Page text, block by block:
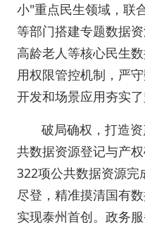
小"重点民生领域，联
等部门搭建专题数据
高龄老人等核心民生
用权限管控机制，严
开发和场景应用夯实了
破局确权，打造
共数据资源登记与产
322项公共数据资源完
尽登，精准摸清国有
实现泰州首创。政务